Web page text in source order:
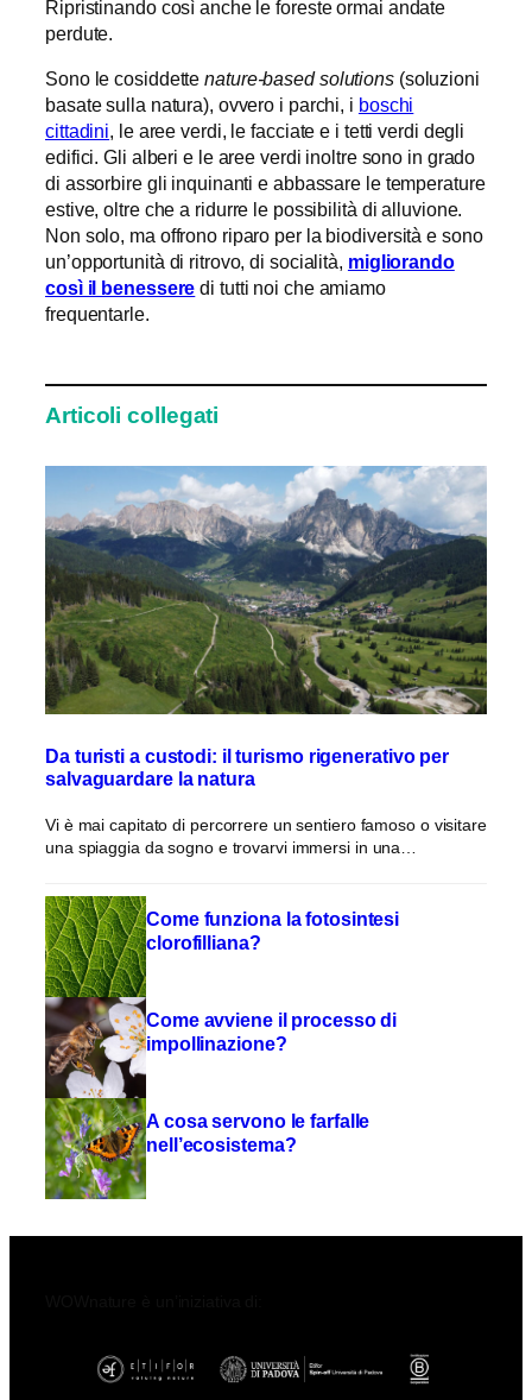
Ripristinando così anche le foreste ormai andate
perdute.
Sono le cosiddettenature-based solutions(soluzioni
basate sulla natura), ovvero i parchi, i boschi
cittadini, le aree verdi, le facciate e i tetti verdi degli
edifici. Gli alberi e le aree verdi inoltre sono in grado
di assorbire gli inquinanti e abbassare le temperature
estive, oltre che a ridurre le possibilità di alluvione.
Non solo, ma offrono riparo per la biodiversità e sono
un’opportunità di ritrovo, di socialità, migliorando
così il benessere di tutti noi che amiamo
frequentarle.
Articoli collegati
Da turisti a custodi: il turismo rigenerativo per
salvaguardare la natura
Vi è mai capitato di percorrere un sentiero famoso o visitare
una spiaggia da sogno e trovarvi immersi in una…
Come funziona la fotosintesi
clorofilliana?
Come avviene il processo di
impollinazione?
A cosa servono le farfalle
nell’ecosistema?